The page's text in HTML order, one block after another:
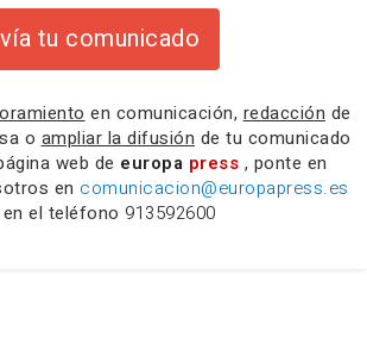
tu comunicado
en comunicación, redacción de
o ampliar la difusión de tu comunicado
web de europa press , ponte en
en comunicacion@europapress.es
el teléfono 913592600